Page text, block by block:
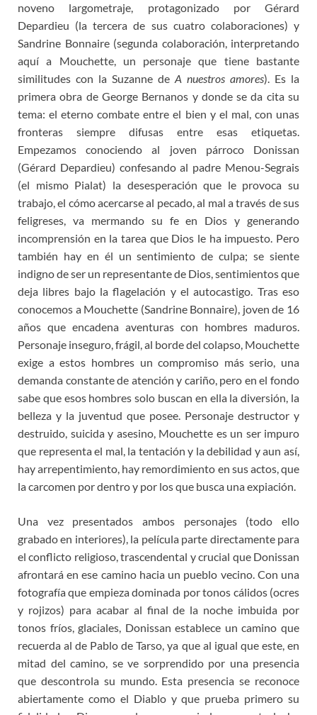
noveno largometraje, protagonizado por Gérard
Depardieu (la tercera de sus cuatro colaboraciones) y
Sandrine Bonnaire (segunda colaboración, interpretando
aquí a Mouchette, un personaje que tiene bastante
similitudes con la Suzanne de A nuestros amores). Es la
primera obra de George Bernanos y donde se da cita su
tema: el eterno combate entre el bien y el mal, con unas
fronteras siempre difusas entre esas etiquetas.
Empezamos conociendo al joven párroco Donissan
(Gérard Depardieu) confesando al padre Menou-Segrais
(el mismo Pialat) la desesperación que le provoca su
trabajo, el cómo acercarse al pecado, al mal a través de sus
feligreses, va mermando su fe en Dios y generando
incomprensión en la tarea que Dios le ha impuesto. Pero
también hay en él un sentimiento de culpa; se siente
indigno de ser un representante de Dios, sentimientos que
deja libres bajo la flagelación y el autocastigo. Tras eso
conocemos a Mouchette (Sandrine Bonnaire), joven de 16
años que encadena aventuras con hombres maduros.
Personaje inseguro, frágil, al borde del colapso, Mouchette
exige a estos hombres un compromiso más serio, una
demanda constante de atención y cariño, pero en el fondo
sabe que esos hombres solo buscan en ella la diversión, la
belleza y la juventud que posee. Personaje destructor y
destruido, suicida y asesino, Mouchette es un ser impuro
que representa el mal, la tentación y la debilidad y aun así,
hay arrepentimiento, hay remordimiento en sus actos, que
la carcomen por dentro y por los que busca una expiación.
Una vez presentados ambos personajes (todo ello
grabado en interiores), la película parte directamente para
el conflicto religioso, trascendental y crucial que Donissan
afrontará en ese camino hacia un pueblo vecino. Con una
fotografía que empieza dominada por tonos cálidos (ocres
y rojizos) para acabar al final de la noche imbuida por
tonos fríos, glaciales, Donissan establece un camino que
recuerda al de Pablo de Tarso, ya que al igual que este, en
mitad del camino, se ve sorprendido por una presencia
que descontrola su mundo. Esta presencia se reconoce
abiertamente como el Diablo y que prueba primero su